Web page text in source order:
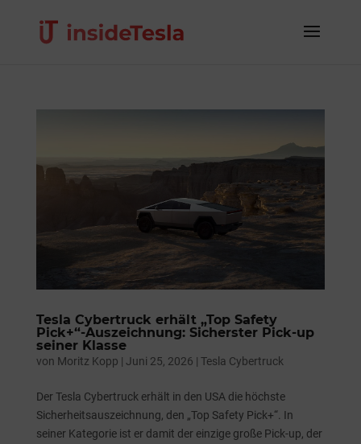
Tesla Cybertruck erhält „Top Safety
Pick+“-Auszeichnung: Sicherster Pick-up
seiner Klasse
von Moritz Kopp | Juni 25, 2026 | Tesla Cybertruck
Der Tesla Cybertruck erhält in den USA die höchste
Sicherheitsauszeichnung, den „Top Safety Pick+“. In
seiner Kategorie ist er damit der einzige große Pick-up, der